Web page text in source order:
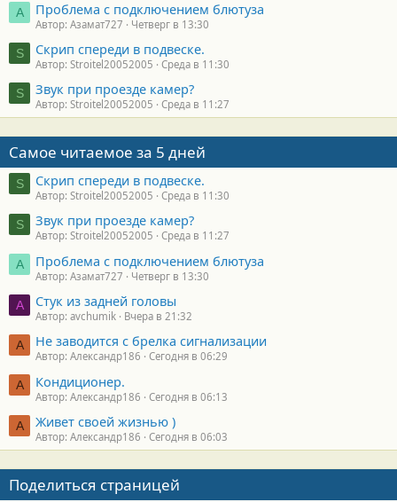
А Проблема с подключением блютуза
Автор: Азамат727 Четверг в 13:30
S Скрип спереди в подвеске.
Автор: Stroitel20052005 Среда в 11:30
S Звук при проезде камер?
Автор: Stroitel20052005 Среда в 11:27
Самое читаемое за 5 дней
S Скрип спереди в подвеске.
Автор: Stroitel20052005 Среда в 11:30
S Звук при проезде камер?
Автор: Stroitel20052005 Среда в 11:27
А Проблема с подключением блютуза
Автор: Азамат727 Четверг в 13:30
A Стук из задней головы
Автор: avchumik Вчера в 21:32
А Не заводится с брелка сигнализации
Автор: Александр186 Сегодня в 06:29
А Кондиционер.
Автор: Александр186 Сегодня в 06:13
А Живет своей жизнью )
Автор: Александр186 Сегодня в 06:03
Поделиться страницей